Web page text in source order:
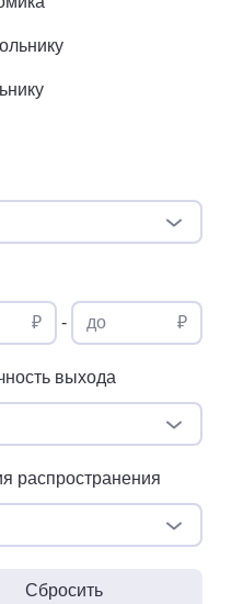
₽ - до ₽
выхода
распространения
Сбросить